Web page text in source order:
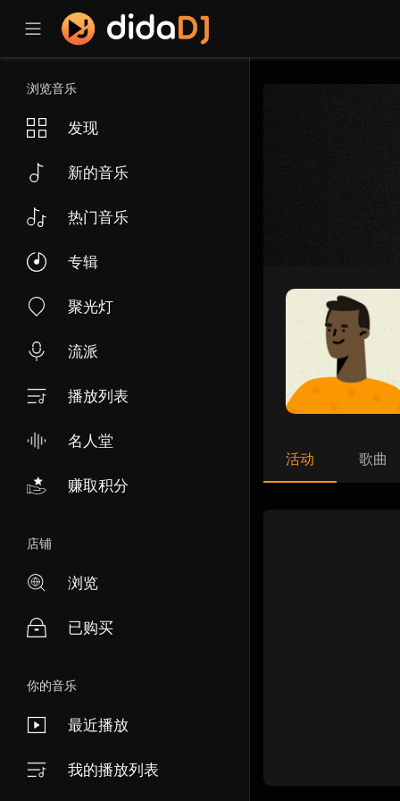
浏览音乐
发现
新的音乐
热门音乐
专辑
聚光灯
流派
播放列表
名人堂
赚取积分
店铺
浏览
已购买
你的音乐
最近播放
我的播放列表
活动 歌曲